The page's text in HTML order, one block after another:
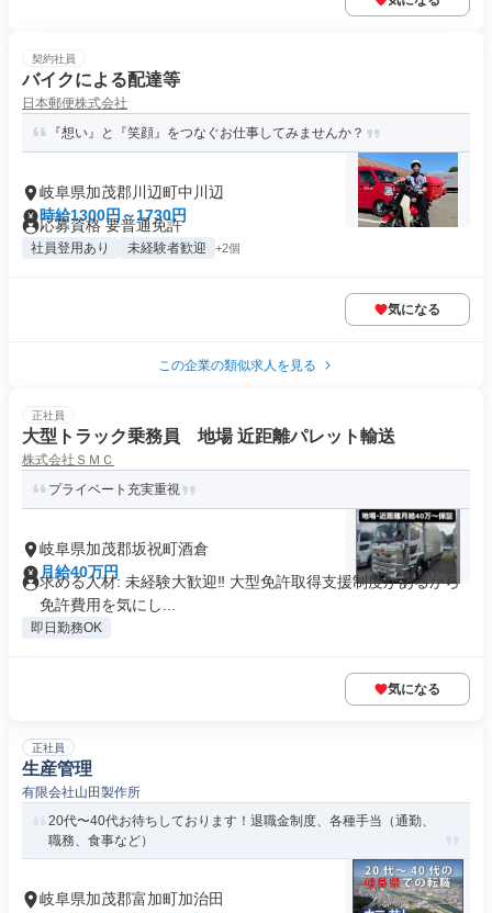
契約社員
バイクによる配達等
日本郵便株式会社
『想い』と『笑顔』をつなぐお仕事してみませんか？
岐阜県加茂郡川辺町中川辺
時給1300円～1730円
応募資格 要普通免許
社員登用あり 未経験者歓迎 +2個
気になる
この企業の類似求人を見る
正社員
大型トラック乗務員 地場 近距離パレット輸送
株式会社ＳＭＣ
プライベート充実重視
岐阜県加茂郡坂祝町酒倉
月給40万円
求める人材: 未経験大歓迎‼︎ 大型免許取得支援制度があるから
免許費用を気にし...
即日勤務OK
気になる
正社員
生産管理
有限会社山田製作所
20代〜40代お待ちしております！退職金制度、各種手当（通勤、
職務、食事など）
岐阜県加茂郡富加町加治田